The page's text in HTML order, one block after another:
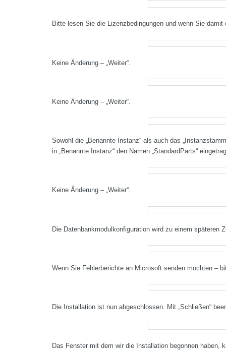
Bitte lesen Sie die Lizenzbedingungen und wenn Sie
Keine Änderung – „Weiter“.
Keine Änderung – „Weiter“.
Sowohl die „Benannte Instanz“ als auch das
in „Benannte Instanz“ den Namen „StandardParts“
Keine Änderung – „Weiter“.
Die Datenbankmodulkonfiguration wird zu einem späteren
Wenn Sie Fehlerberichte an Microsoft senden möchten –
Die Installation ist nun abgeschlossen. Mit „Schließen“
Das Fenster mit dem wir die Installation begonnen haben,